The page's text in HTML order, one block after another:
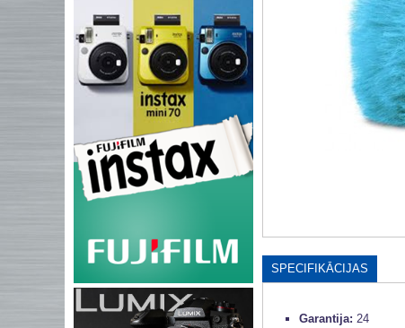
SPECIFIKĀCIJAS
Garantija: 24